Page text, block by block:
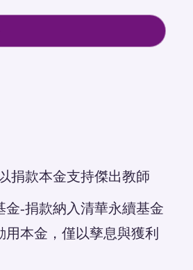
捐款本金支持傑出教師
金-捐款納入清華永續基金
用本金，僅以孳息與獲利